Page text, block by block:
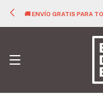
🚚 ENVÍO GRATIS PARA